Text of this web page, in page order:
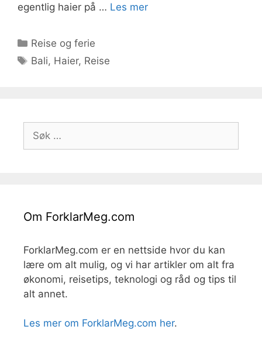
egentlig haier på … Les mer
Kategorier
Reise og ferie
Stikkord
Bali, Haier, Reise
etter:
Om ForklarMeg.com
ForklarMeg.com er en nettside hvor du kan
lære om alt mulig, og vi har artikler om alt fra
økonomi, reisetips, teknologi og råd og tips til
alt annet.
Les mer om ForklarMeg.com her.